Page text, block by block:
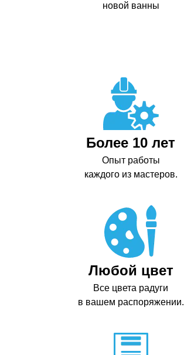
новой ванны
Более 10 лет
Опыт работы
каждого из мастеров.
Любой цвет
Все цвета радуги
в вашем распоряжении.